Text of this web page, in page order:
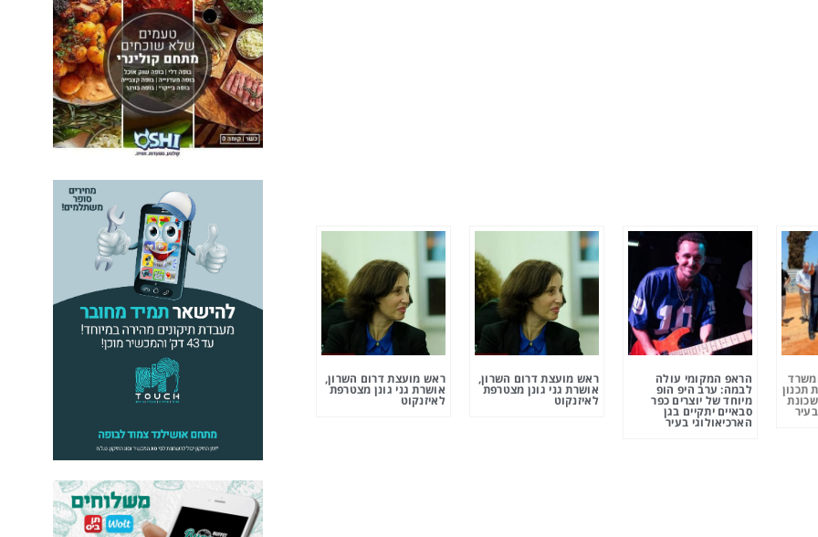
תכנון
הראפ המקומי עולה
לבמה: ערב היפ הופ
מיוחד של יוצרים כפר
סבאיים יתקיים בגן
הארכיאולוגי בעיר
ראש מועצת דרום השרון,
אושרת גני גונן מצטרפת
לאיזנקוט
ראש מועצת דרום השרון,
אושרת גני גונן מצטרפת
לאיזנקוט